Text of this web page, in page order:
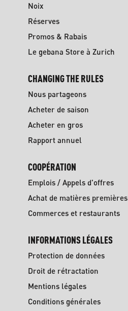
Noix
Réserves
Promos & Rabais
Le gebana Store à Zurich
CHANGING THE RULES
Nous partageons
Acheter de saison
Acheter en gros
Rapport annuel
COOPÉRATION
Emplois / Appels d'offres
Achat de matières premières
Commerces et restaurants
INFORMATIONS LÉGALES
Protection de données
Droit de rétractation
Mentions légales
Conditions générales